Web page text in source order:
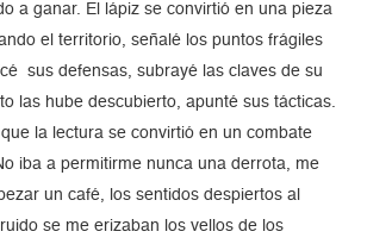
a ganar. El lápiz se convirtió en una pieza
el territorio, señalé los puntos frágiles
sus defensas, subrayé las claves de su
las hube descubierto, apunté sus tácticas.
la lectura se convirtió en un combate
iba a permitirme nunca una derrota, me
un café, los sentidos despiertos al
se me erizaban los vellos de los